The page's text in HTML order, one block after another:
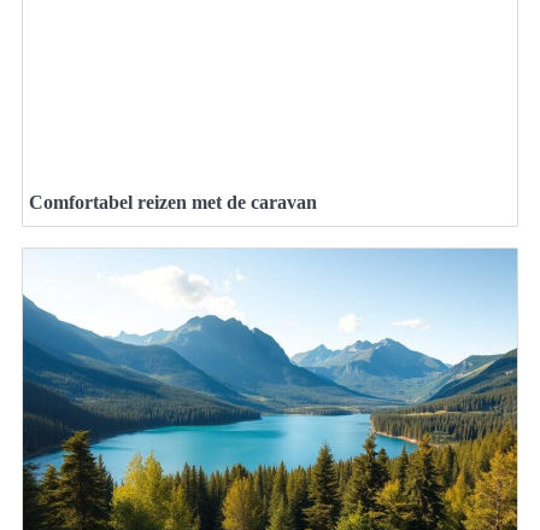
Comfortabel reizen met de caravan